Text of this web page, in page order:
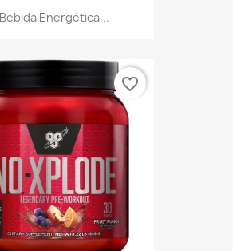
Bebida Energética...
favorite_border